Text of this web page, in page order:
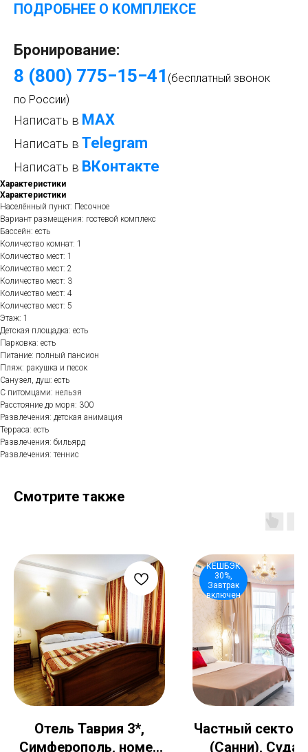
ПОДРОБНЕЕ О КОМПЛЕКСЕ
Бронирование:
8 (800) 775−15−41 (бесплатный звонок
по России)
Написать в МАХ
Написать в Telegram
Написать в ВКонтакте
Характеристики
Характеристики
Населённый пункт: Песочное
Вариант размещения: гостевой комплекс
Бассейн: есть
Количество комнат: 1
Количество мест: 1
Количество мест: 2
Количество мест: 3
Количество мест: 4
Количество мест: 5
Этаж: 1
Детская площадка: есть
Парковка: есть
Питание: полный пансион
Пляж: ракушка и песок
Санузел, душ: есть
С питомцами: нельзя
Расстояние до моря: 300
Развлечения: детская анимация
Терраса: есть
Развлечения: бильярд
Развлечения: теннис
Смотрите также
Отель Таврия 3*,
Симферополь, номер
КЕШБЭК
30%,
Завтрак
включен
Частный сектор
(Санни),